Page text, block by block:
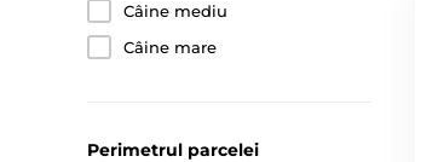
Câine mediu
Câine mare
Perimetrul parcelei